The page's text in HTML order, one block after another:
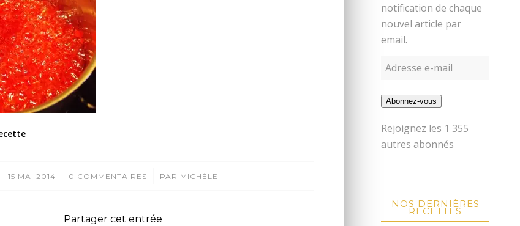
15 MAI 2014
/ 0 COMMENTAIRES
/ PAR MICHÈLE
Partager cet entrée
notification de chaque
nouvel article par
email.
Abonnez-vous
Rejoignez les 1 355
autres abonnés
NOS DERNIÈRES
RECETTES